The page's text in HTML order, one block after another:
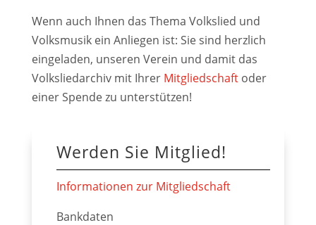
Wenn auch Ihnen das Thema Volkslied und
Volksmusik ein Anliegen ist: Sie sind herzlich
eingeladen, unseren Verein und damit das
Volksliedarchiv mit Ihrer Mitgliedschaftoder
einer Spende zu unterstützen!
Werden Sie Mitglied!
Informationen zur Mitgliedschaft
Bankdaten